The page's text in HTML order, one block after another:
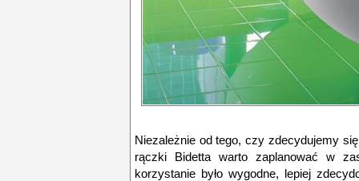
Niezależnie od tego, czy zdecydujemy
rączki Bidetta warto zaplanować w
korzystanie było wygodne, lepiej